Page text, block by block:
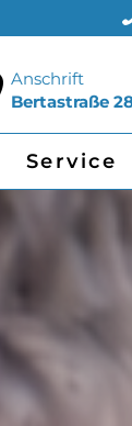
Anschrift
Bertastraße
Service